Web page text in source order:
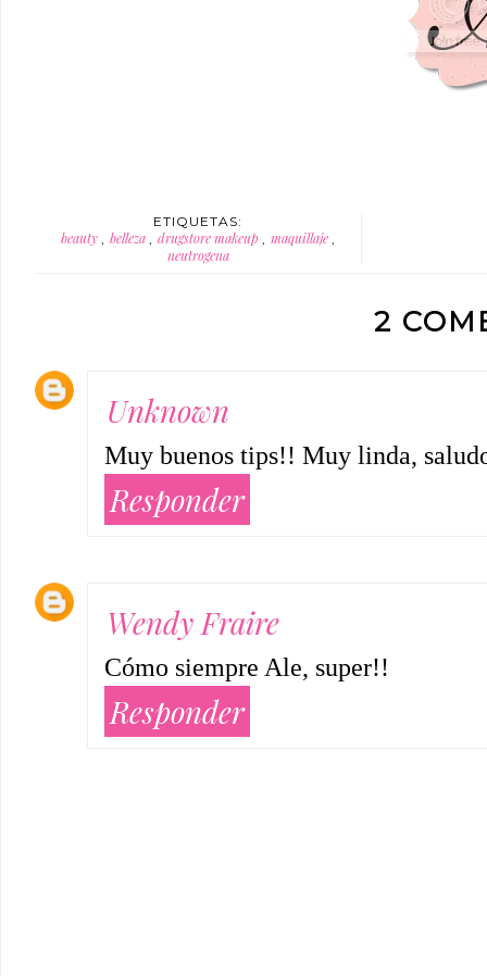
ETIQUETAS:
beauty , belleza , drugstore makeup , maquillaje ,
neutrogena
2
Unknown
Muy buenos tips!! Muy linda,
Responder
Wendy Fraire
Cómo siempre Ale, super!!
Responder